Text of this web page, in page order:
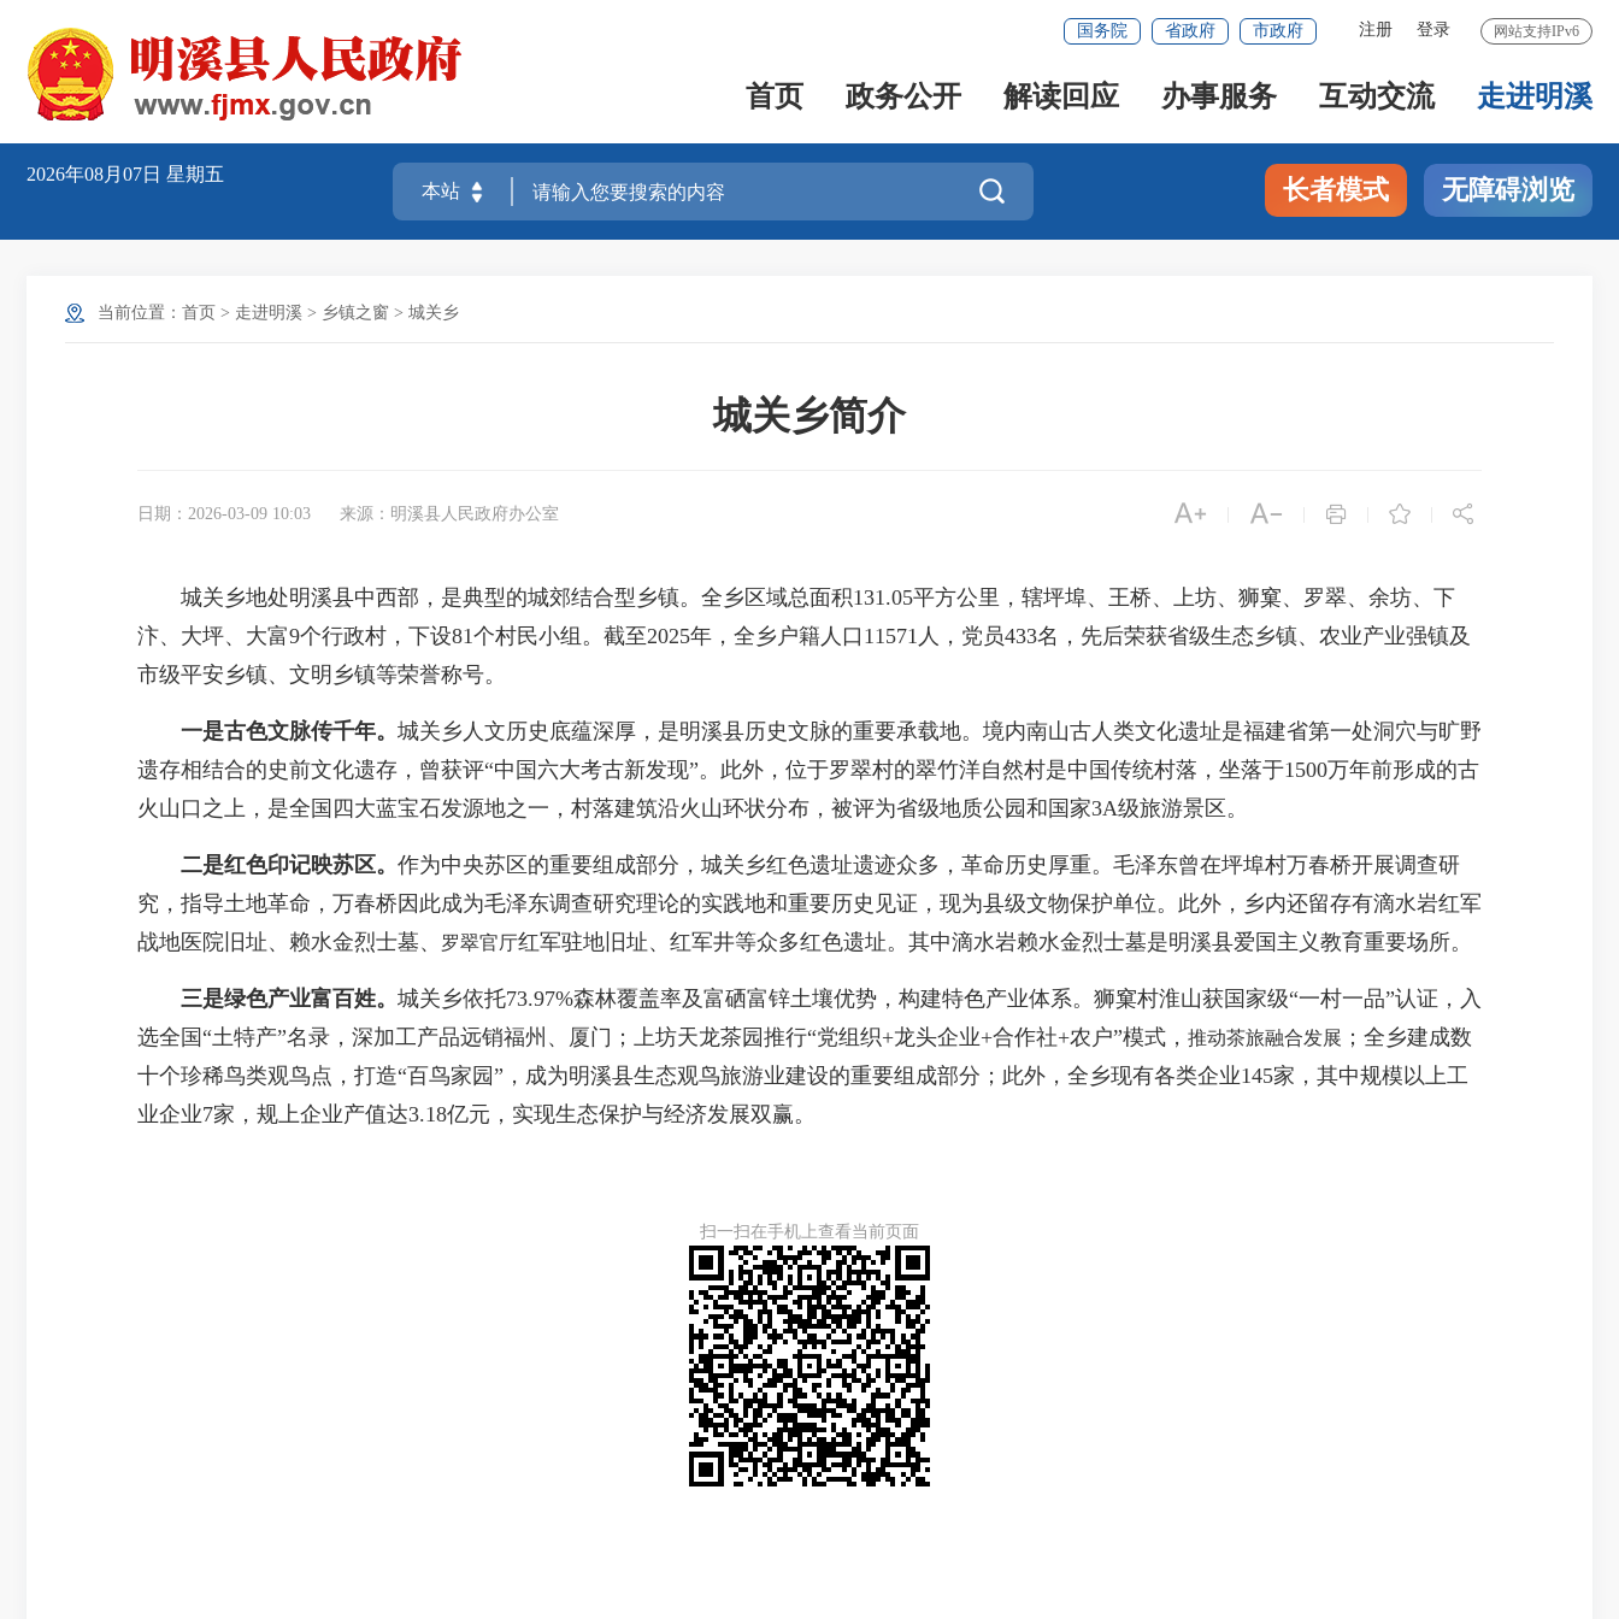
网站支持IPv6
注册 登录
国务院 省政府 市政府
首页 政务公开 解读回应 办事服务 互动交流 走进明溪
2026年08月07日 星期五
 长者模式 无障碍浏览
当前位置： 首页 > 走进明溪 > 乡镇之窗 > 城关乡
城关乡简介
日期：2026-03-09 10:03 来源：明溪县人民政府办公室     
城关乡地处明溪县中西部，是典型的城郊结合型乡镇。全乡区域总面积131.05平方公里，辖坪埠、王桥、上坊、狮窠、罗翠、余坊、下
汴、大坪、大富9个行政村，下设81个村民小组。截至2025年，全乡户籍人口11571人，党员433名，先后荣获省级生态乡镇、农业产业强镇及
市级平安乡镇、文明乡镇等荣誉称号。
一是古色文脉传千年。 城关乡人文历史底蕴深厚，是明溪县历史文脉的重要承载地。境内南山古人类文化遗址是福建省第一处洞穴与旷野
遗存相结合的史前文化遗存，曾获评“中国六大考古新发现”。此外，位于罗翠村的翠竹洋自然村是中国传统村落，坐落于1500万年前形成的古
火山口之上，是全国四大蓝宝石发源地之一，村落建筑沿火山环状分布，被评为省级地质公园和国家3A级旅游景区。
二是红色印记映苏区。 作为中央苏区的重要组成部分，城关乡红色遗址遗迹众多，革命历史厚重。毛泽东曾在坪埠村万春桥开展调查研
究，指导土地革命，万春桥因此成为毛泽东调查研究理论的实践地和重要历史见证，现为县级文物保护单位。此外，乡内还留存有滴水岩红军
战地医院旧址、赖水金烈士墓、
罗翠官厅红军驻地旧址、红军井等众多红色遗址。其中滴水岩赖水金烈士墓是明溪县爱国主义教育重要场所。
三是绿色产业富百姓。 城关乡依托73.97%森林覆盖率及富硒富锌土壤优势，构建特色产业体系。狮窠村淮山获国家级“一村一品”认证，入
选全国“土特产”名录，深加工产品远销福州、厦门；上坊天龙茶园推行“党组织+龙头企业+合作社+农户”模式， 推动茶旅融合发展 ；全乡建成数
十个珍稀鸟类观鸟点，打造“百鸟家园”，成为明溪县生态观鸟旅游业建设的重要组成部分；此外，全乡现有各类企业145家，其中规模以上工
业企业7家，规上企业产值达3.18亿元，实现生态保护与经济发展双赢。
扫一扫在手机上查看当前页面